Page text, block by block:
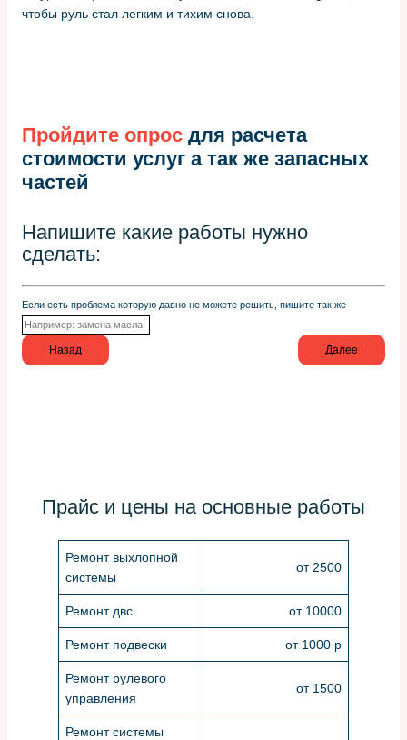
чтобы руль стал легким и тихим снова.
Пройдите опрос для расчета
стоимости услуг а так же запасных
частей
Напишите какие работы нужно
сделать:
Если есть проблема которую давно не можете решить, пишите так же
Назад Далее
Прайс и цены на основные работы
Ремонт выхлопной
системы
от 2500
Ремонт двс от 10000
Ремонт подвески от 1000 р
Ремонт рулевого
управления
от 1500
Ремонт системы